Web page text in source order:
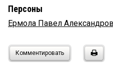
Персоны
Ермола Павел
Комментировать